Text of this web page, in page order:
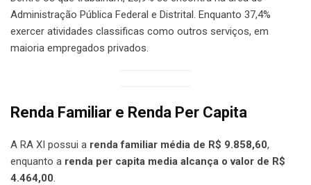
Administração Pública Federal e Distrital. Enquanto 37,4%
exercer atividades classificas como outros serviços, em
maioria empregados privados.
Renda Familiar e Renda Per Capita
A RA XI possui a renda familiar média de R$ 9.858,60,
enquanto a renda per capita media alcança o valor de R$
4.464,00